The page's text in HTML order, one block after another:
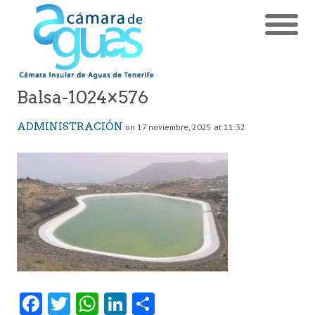
Balsa-1024×576
ADMINISTRACIÓN on 17 noviembre, 2025 at 11:32
Fa T W Li